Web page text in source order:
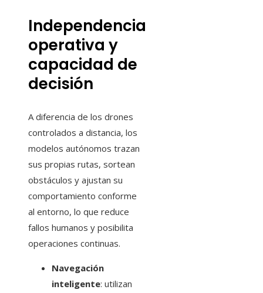
Independencia
operativa y
capacidad de
decisión
A diferencia de los drones
controlados a distancia, los
modelos autónomos trazan
sus propias rutas, sortean
obstáculos y ajustan su
comportamiento conforme
al entorno, lo que reduce
fallos humanos y posibilita
operaciones continuas.
Navegación
inteligente: utilizan